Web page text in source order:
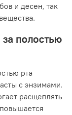
и десен, так
полостью
рта
с энзимами.
расщеплять